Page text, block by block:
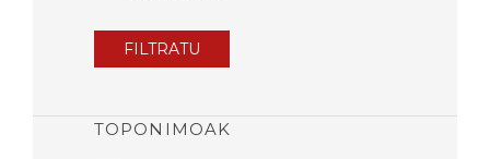
FILTRATU
TOPONIMOAK